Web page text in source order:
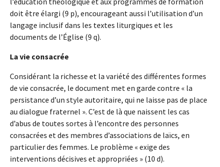
doit être élargi (9 p), encourageant aussi l’utilisation d’un
langage inclusif dans les textes liturgiques et les
documents de l’Église (9 q).
La vie consacrée
Considérant la richesse et la variété des différentes formes
de vie consacrée, le document met en garde contre « la
persistance d’un style autoritaire, qui ne laisse pas de place
au dialogue fraternel ». C’est de là que naissent les cas
d’abus de toutes sortes à l’encontre des personnes
consacrées et des membres d’associations de laïcs, en
particulier des femmes. Le problème « exige des
interventions décisives et appropriées » (10 d).